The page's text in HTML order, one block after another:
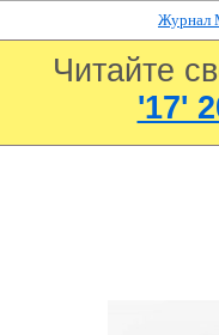
Журнал
Читайте
'17'